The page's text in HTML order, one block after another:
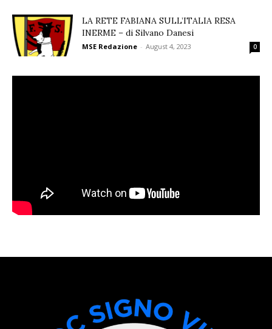
LA RETE FABIANA SULL’ITALIA RESA
INERME – di Silvano Danesi
MSE Redazione - August 4, 2023 0